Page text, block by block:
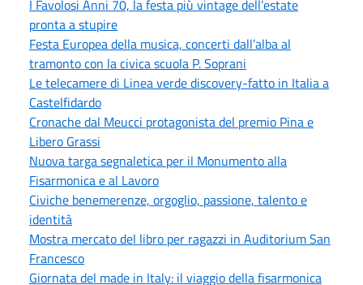
I Favolosi Anni 70, la festa più vintage dell’estate
pronta a stupire
Festa Europea della musica, concerti dall’alba al
tramonto con la civica scuola P. Soprani
Le telecamere di Linea verde discovery-fatto in Italia a
Castelfidardo
Cronache dal Meucci protagonista del premio Pina e
Libero Grassi
Nuova targa segnaletica per il Monumento alla
Fisarmonica e al Lavoro
Civiche benemerenze, orgoglio, passione, talento e
identità
Mostra mercato del libro per ragazzi in Auditorium San
Francesco
Giornata del made in Italy: il viaggio della fisarmonica